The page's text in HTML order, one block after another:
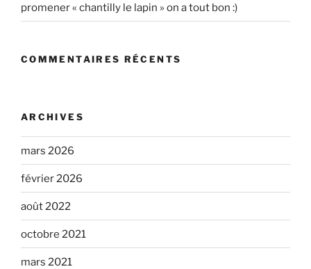
promener « chantilly le lapin » on a tout bon :)
COMMENTAIRES RÉCENTS
ARCHIVES
mars 2026
février 2026
août 2022
octobre 2021
mars 2021